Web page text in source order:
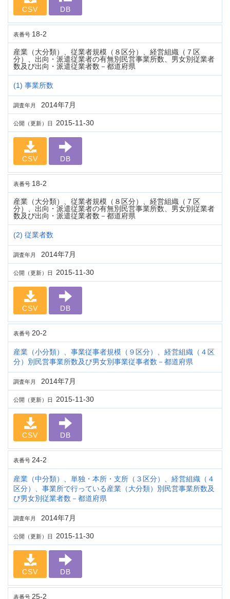
CSV DB
表番号 18-2
産業（大分類）、従業者規模（８区分）、経営組織（７区
分）、出向・派遣従業者の有無別民営事業所数、男女別従業者
数及び出向・派遣従業者数－都道府県
(1) 事業所数
調査年月 2014年7月
公開（更新）日 2015-11-30
CSV DB
表番号 18-2
産業（大分類）、従業者規模（８区分）、経営組織（７区
分）、出向・派遣従業者の有無別民営事業所数、男女別従業者
数及び出向・派遣従業者数－都道府県
(2) 従業者数
調査年月 2014年7月
公開（更新）日 2015-11-30
CSV DB
表番号 20-2
産業（小分類）、事業従事者規模（９区分）、経営組織（４区
分）別民営事業所数及び男女別事業従事者数－都道府県
調査年月 2014年7月
公開（更新）日 2015-11-30
CSV DB
表番号 24-2
産業（中分類）、単独・本所・支所（３区分）、経営組織（４
区分）、事業所で行っている産業（大分類）別民営事業所数及
び男女別従業者数－都道府県
調査年月 2014年7月
公開（更新）日 2015-11-30
CSV DB
表番号 25-2